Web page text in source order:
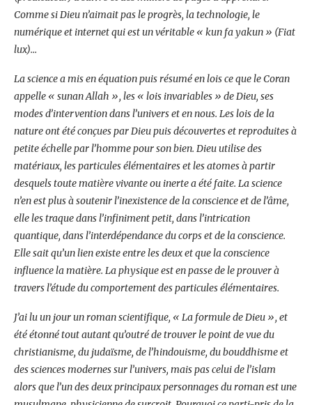
Comme si Dieu n’aimait pas le progrès, la technologie, le
numérique et internet qui est un véritable « kun fa yakun » (Fiat
lux)…
La science a mis en équation puis résumé en lois ce que le Coran
appelle « sunan Allah », les « lois invariables » de Dieu, ses
modes d’intervention dans l’univers et en nous. Les lois de la
nature ont été conçues par Dieu puis découvertes et reproduites à
petite échelle par l’homme pour son bien. Dieu utilise des
matériaux, les particules élémentaires et les atomes à partir
desquels toute matière vivante ou inerte a été faite. La science
n’en est plus à soutenir l’inexistence de la conscience et de l’âme,
elle les traque dans l’infiniment petit, dans l’intrication
quantique, dans l’interdépendance du corps et de la conscience.
Elle sait qu’un lien existe entre les deux et que la conscience
influence la matière. La physique est en passe de le prouver à
travers l’étude du comportement des particules élémentaires.
J’ai lu un jour un roman scientifique, « La formule de Dieu », et
été étonné tout autant qu’outré de trouver le point de vue du
christianisme, du judaïsme, de l’hindouisme, du bouddhisme et
des sciences modernes sur l’univers, mais pas celui de l’islam
alors que l’un des deux principaux personnages du roman est une